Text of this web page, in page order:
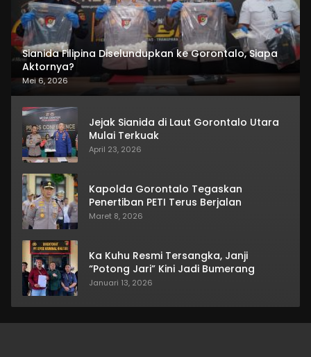
Sianida Filipina Diselundupkan ke Gorontalo, Siapa
Aktornya?
Mei 6, 2026
Jejak Sianida di Laut Gorontalo Utara
Mulai Terkuak
April 23, 2026
Kapolda Gorontalo Tegaskan
Penertiban PETI Terus Berjalan
Maret 8, 2026
Ka Kuhu Resmi Tersangka, Janji
“Potong Jari” Kini Jadi Bumerang
Januari 13, 2026